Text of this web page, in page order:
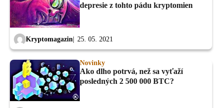
depresie z tohto pádu kryptomien
Kryptomagazin 25. 05. 2021
Novinky
Ako dlho potrvá, než sa vyťaží
posledných 2 500 000 BTC?